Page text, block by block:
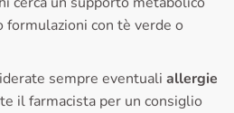
con tè verde o
sempre eventuali allergie
il farmacista per un consiglio